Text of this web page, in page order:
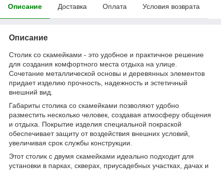
Описание Доставка Оплата Условия возврата
Описание
Столик со скамейками - это удобное и практичное решение
для создания комфортного места отдыха на улице.
Сочетание металлической основы и деревянных элементов
придает изделию прочность, надежность и эстетичный
внешний вид.
Габариты столика со скамейками позволяют удобно
разместить несколько человек, создавая атмосферу общения
и отдыха. Покрытие изделия специальной покраской
обеспечивает защиту от воздействия внешних условий,
увеличивая срок службы конструкции.
Этот столик с двумя скамейками идеально подходит для
установки в парках, скверах, приусадебных участках, дачах и